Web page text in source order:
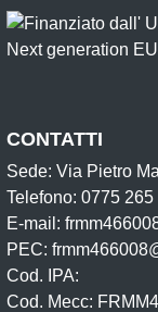
CONTATTI
Sede: Via Pietro
Telefono: 0775 265
E-mail:
PEC:
Cod. IPA:
Cod. Mecc: